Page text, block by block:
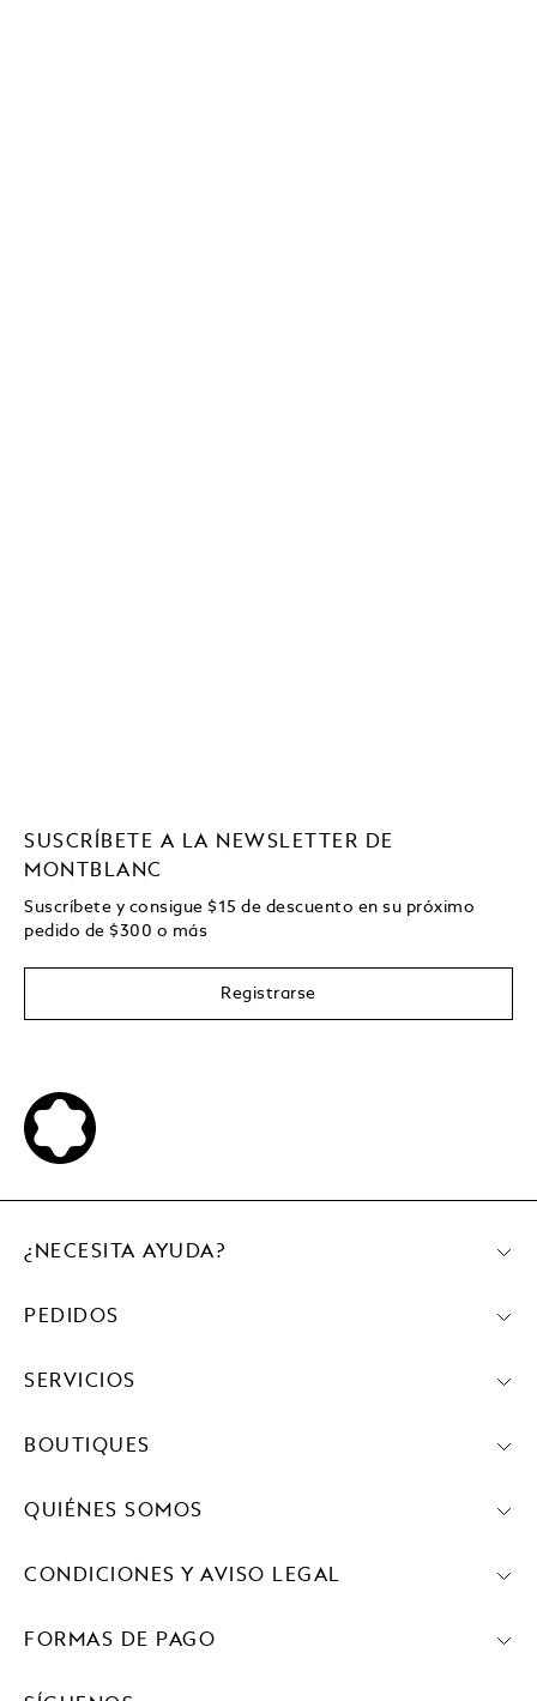
SUSCRÍBETE A LA NEWSLETTER DE
MONTBLANC
Suscríbete y consigue $15 de descuento en su próximo
pedido de $300 o más
Registrarse
FORMAS DE PAGO
¿NECESITA AYUDA?
PEDIDOS
SERVICIOS
BOUTIQUES
QUIÉNES SOMOS
CONDICIONES Y AVISO LEGAL